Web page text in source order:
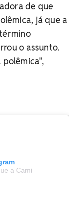
de que
já que a
o assunto.
a Cami